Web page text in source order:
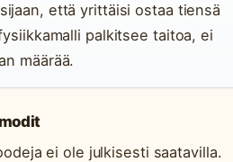
että yrittäisi ostaa tiensä
palkitsee taitoa, ei
määrää.
ei ole julkisesti saatavilla.